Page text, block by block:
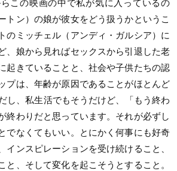
この映画の中で私が気に入っているの
トン）の娘が彼女をどう扱うかというこ
のミッチェル（アンディ・ガルシア）に
、娘から見ればセックスから引退した老
起きていることと、社会や子供たちの認
プは、年齢が原因であることがほとんど
し、私生活でもそうだけど、「もう終わ
終わりだと思っています。それが必ずし
でなくてもいい。とにかく何事にも好奇
インスピレーションを受け続けること、
と、そして変化を起こそうとすること。